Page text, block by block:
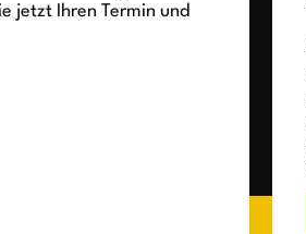
jetzt Ihren Termin und